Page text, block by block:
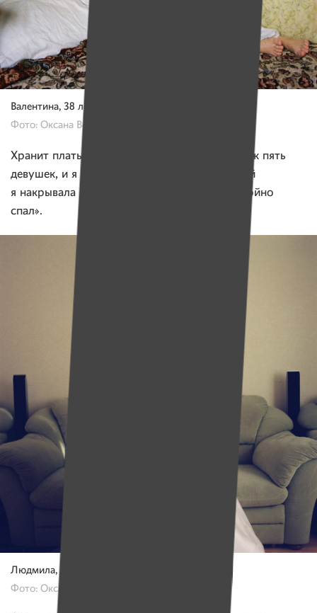
Валентина, 38 лет.
Фото: Оксана Вениаминова, «Имена»
Хранит платье 19 лет. «В нем выходило замуж пять
девушек, и я не хотела его отдавать. А фатой
я накрывала кроватку, если ребенок неспокойно
спал».
Людмила, 42 года.
Фото: Оксана Вениаминова, «Имена»